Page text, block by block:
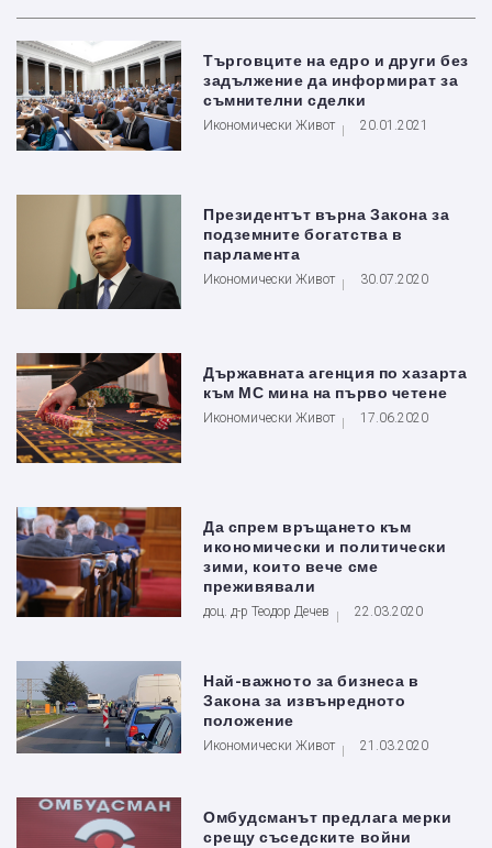
Търговците на едро и други без
задължение да информират за
съмнителни сделки
Икономически Живот 20.01.2021
Президентът върна Закона за
подземните богатства в
парламента
Икономически Живот 30.07.2020
Държавната агенция по хазарта
към МС мина на първо четене
Икономически Живот 17.06.2020
Да спрем връщането към
икономически и политически
зими, които вече сме
преживявали
доц. д-р Теодор Дечев 22.03.2020
Най-важното за бизнеса в
Закона за извънредното
положение
Икономически Живот 21.03.2020
Омбудсманът предлага мерки
срещу съседските войни